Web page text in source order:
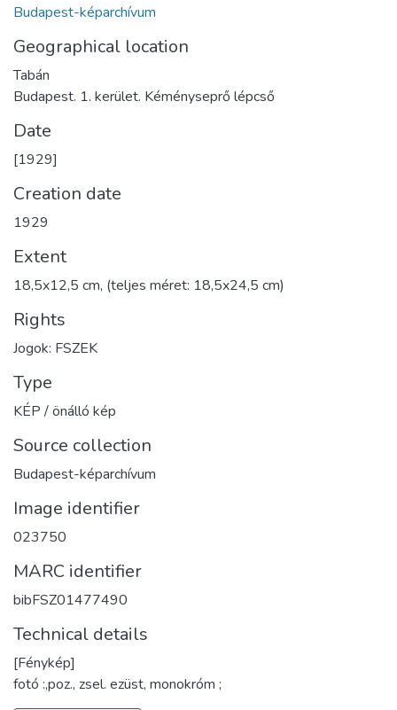
Budapest-képarchívum
Geographical location
Tabán
Budapest. 1. kerület. Kéményseprő lépcső
Date
[1929]
Creation date
1929
Extent
18,5x12,5 cm, (teljes méret: 18,5x24,5 cm)
Rights
Jogok: FSZEK
Type
KÉP / önálló kép
Source collection
Budapest-képarchívum
Image identifier
023750
MARC identifier
bibFSZ01477490
Technical details
[Fénykép]
fotó :,poz., zsel. ezüst, monokróm ;